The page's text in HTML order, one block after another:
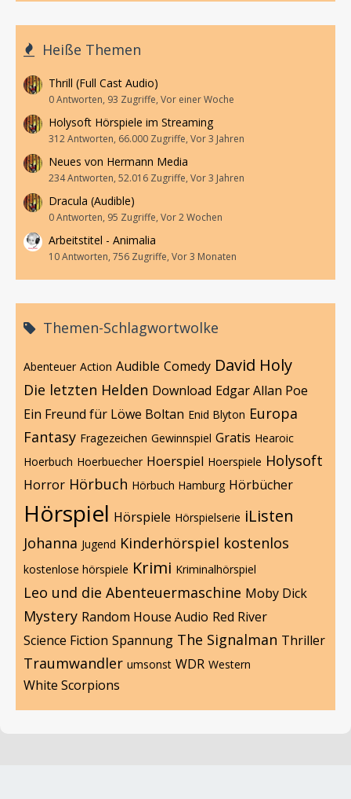
Heiße Themen
Thrill (Full Cast Audio)
0 Antworten, 93 Zugriffe, Vor einer Woche
Holysoft Hörspiele im Streaming
312 Antworten, 66.000 Zugriffe, Vor 3 Jahren
Neues von Hermann Media
234 Antworten, 52.016 Zugriffe, Vor 3 Jahren
Dracula (Audible)
0 Antworten, 95 Zugriffe, Vor 2 Wochen
Arbeitstitel - Animalia
10 Antworten, 756 Zugriffe, Vor 3 Monaten
Themen-Schlagwortwolke
Abenteuer Action Audible Comedy David Holy
Die letzten Helden Download Edgar Allan Poe
Ein Freund für Löwe Boltan Enid Blyton Europa
Fantasy Fragezeichen Gewinnspiel Gratis Hearoic
Hoerbuch Hoerbuecher Hoerspiel Hoerspiele Holysoft
Horror Hörbuch Hörbuch Hamburg Hörbücher
Hörspiel Hörspiele Hörspielserie iListen
Johanna Jugend Kinderhörspiel kostenlos
kostenlose hörspiele Krimi Kriminalhörspiel
Leo und die Abenteuermaschine Moby Dick
Mystery Random House Audio Red River
Science Fiction Spannung The Signalman Thriller
Traumwandler umsonst WDR Western
White Scorpions